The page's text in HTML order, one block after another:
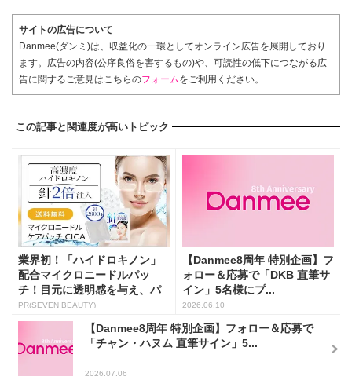
サイトの広告について
Danmee(ダンミ)は、収益化の一環としてオンライン広告を展開しており
ます。広告の内容(公序良俗を害するもの)や、可読性の低下につながる広
告に関するご意見はこちらのフォームをご利用ください。
この記事と関連度が高いトピック
業界初！「ハイドロキノン」
配合マイクロニードルパッ
チ！目元に透明感を与え、パ
ッと...
PR(SEVEN BEAUTY)
【Danmee8周年 特別企画】フ
ォロー＆応募で「DKB 直筆サ
イン」5名様にプ...
2026.06.10
【Danmee8周年 特別企画】フォロー＆応募で
「チャン・ハヌム 直筆サイン」5...
2026.07.06